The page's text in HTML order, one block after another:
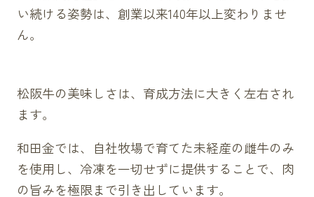
い続ける姿勢は、創業以来140年以上変わりませ
ん。
松阪牛の美味しさは、育成方法に大きく左右され
ます。
和田金では、自社牧場で育てた未経産の雌牛のみ
を使用し、冷凍を一切せずに提供することで、肉
の旨みを極限まで引き出しています。